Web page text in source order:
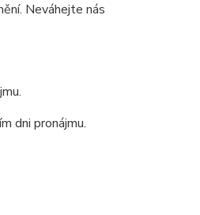
Neváhejte nás
dni pronájmu.